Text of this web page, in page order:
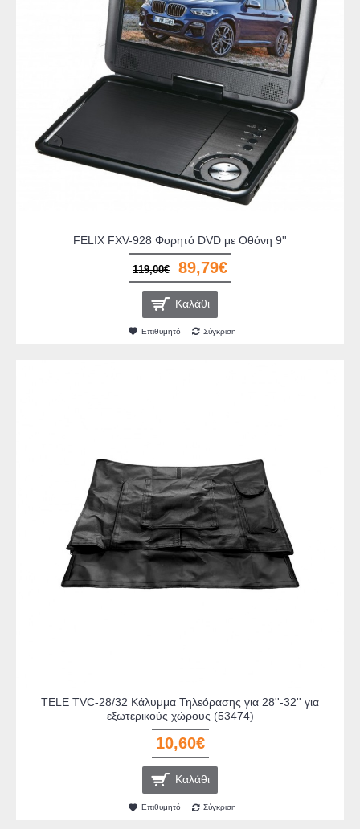
FELIX FXV-928 Φορητό DVD με Οθόνη 9''
119,00€ 89,79€
Καλάθι
Επιθυμητό Σύγκριση
TELE TVC-28/32 Κάλυμμα Τηλεόρασης για 28''-32'' για
εξωτερικούς χώρους (53474)
10,60€
Καλάθι
Επιθυμητό Σύγκριση